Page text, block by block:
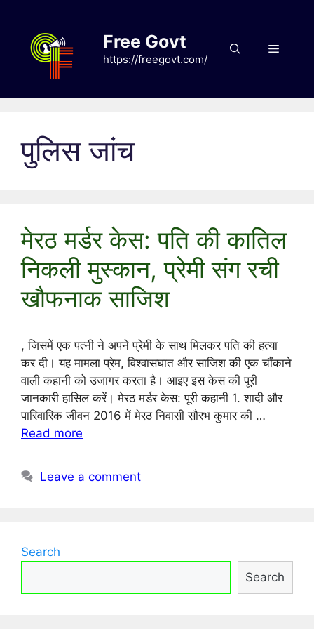
content
Free Govt
https://freegovt.com/
Menu
पुलिस जांच
मेरठ मर्डर केस: पति की कातिल
निकली मुस्कान, प्रेमी संग रची
खौफनाक साजिश
, जिसमें एक पत्नी ने अपने प्रेमी के साथ मिलकर पति की हत्या
कर दी। यह मामला प्रेम, विश्वासघात और साजिश की एक चौंकाने
वाली कहानी को उजागर करता है। आइए इस केस की पूरी
जानकारी हासिल करें। मेरठ मर्डर केस: पूरी कहानी 1. शादी और
पारिवारिक जीवन 2016 में मेरठ निवासी सौरभ कुमार की …
Read more
Leave a comment
Search
Search